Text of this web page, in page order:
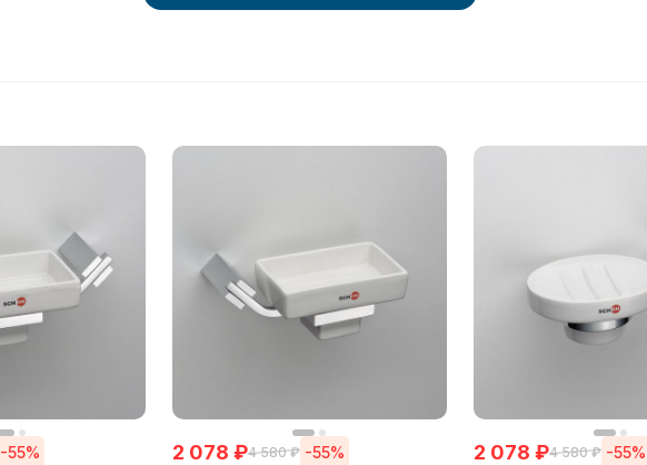
-55%
2 078 ₽4 580 ₽ -55%
2 078 ₽4 580 ₽ -55%